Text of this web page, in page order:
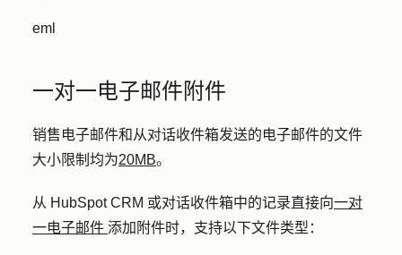
eml
一对一电子邮件附件
销售电子邮件和从对话收件箱发送的电子邮件的文件
大小限制均为20MB。
从 HubSpot CRM 或对话收件箱中的记录直接向一对
一电子邮件 添加附件时，支持以下文件类型：